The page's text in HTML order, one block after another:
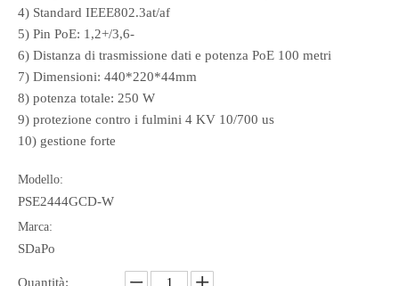
4) Standard IEEE802.3at/af
5) Pin PoE: 1,2+/3,6-
6) Distanza di trasmissione dati e potenza PoE 100 metri
7) Dimensioni: 440*220*44mm
8) potenza totale: 250 W
9) protezione contro i fulmini 4 KV 10/700 us
10) gestione forte
Modello:
PSE2444GCD-W
Marca:
SDaPo
Quantità: